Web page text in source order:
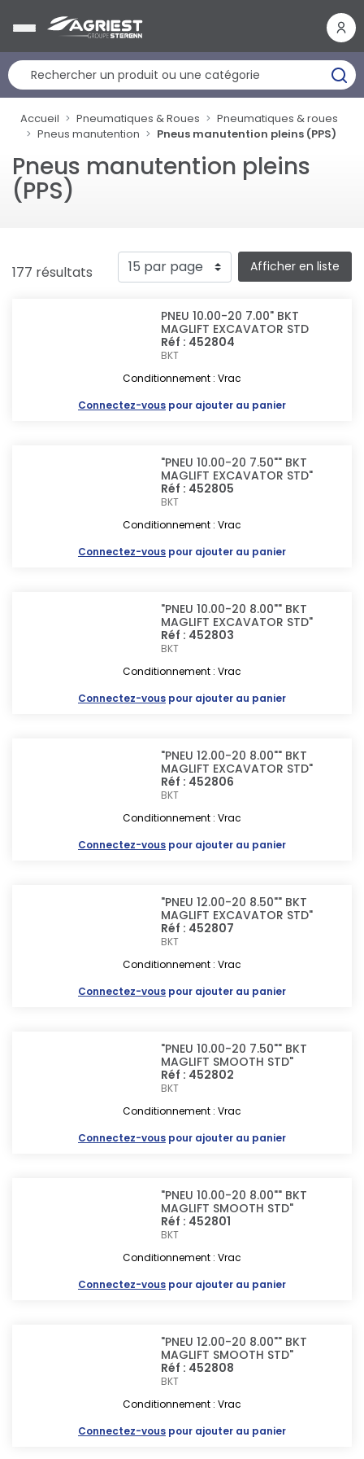
Accueil Pneumatiques & Roues
Pneumatiques & roues
Pneus manutention
Pneus manutention pleins (PPS)
Pneus manutention pleins
(PPS)
177 résultats Afficher en liste
PNEU 10.00-20 7.00" BKT
MAGLIFT EXCAVATOR STD
Réf : 452804
BKT
Conditionnement : Vrac
Connectez-vous pour ajouter au panier
"PNEU 10.00-20 7.50"" BKT
MAGLIFT EXCAVATOR STD"
Réf : 452805
BKT
Conditionnement : Vrac
Connectez-vous pour ajouter au panier
"PNEU 10.00-20 8.00"" BKT
MAGLIFT EXCAVATOR STD"
Réf : 452803
BKT
Conditionnement : Vrac
Connectez-vous pour ajouter au panier
"PNEU 12.00-20 8.00"" BKT
MAGLIFT EXCAVATOR STD"
Réf : 452806
BKT
Conditionnement : Vrac
Connectez-vous pour ajouter au panier
"PNEU 12.00-20 8.50"" BKT
MAGLIFT EXCAVATOR STD"
Réf : 452807
BKT
Conditionnement : Vrac
Connectez-vous pour ajouter au panier
"PNEU 10.00-20 7.50"" BKT
MAGLIFT SMOOTH STD"
Réf : 452802
BKT
Conditionnement : Vrac
Connectez-vous pour ajouter au panier
"PNEU 10.00-20 8.00"" BKT
MAGLIFT SMOOTH STD"
Réf : 452801
BKT
Conditionnement : Vrac
Connectez-vous pour ajouter au panier
"PNEU 12.00-20 8.00"" BKT
MAGLIFT SMOOTH STD"
Réf : 452808
BKT
Conditionnement : Vrac
Connectez-vous pour ajouter au panier